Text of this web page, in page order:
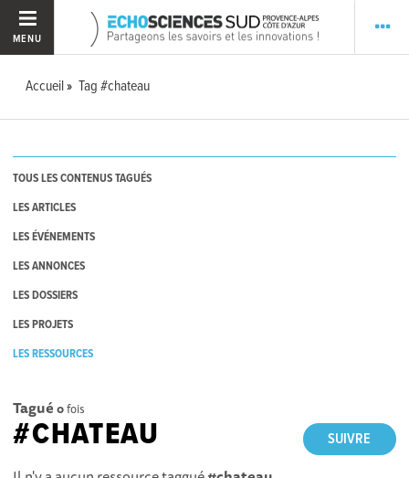
MENU
Accueil Tag #chateau
TOUS LES CONTENUS TAGUÉS
LES ARTICLES
LES ÉVÉNEMENTS
LES ANNONCES
LES DOSSIERS
LES PROJETS
LES RESSOURCES
Tagué 0fois
SUIVRE
#CHATEAU